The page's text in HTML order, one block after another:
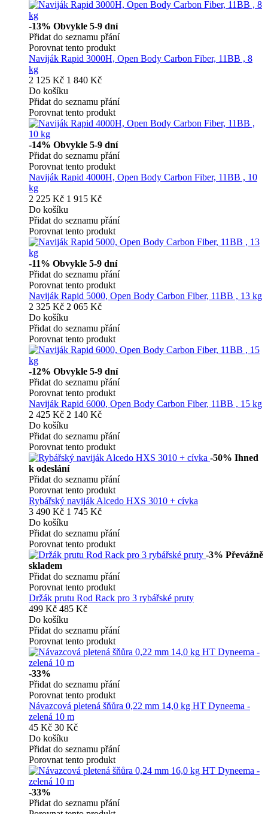
-13% Obvykle 5-9 dní
Přidat do seznamu přání
Porovnat tento produkt
Naviják Rapid 3000H, Open Body Carbon Fiber, 11BB , 8
kg
2 125 Kč 1 840 Kč
Do košíku
Přidat do seznamu přání
Porovnat tento produkt
-14% Obvykle 5-9 dní
Přidat do seznamu přání
Porovnat tento produkt
Naviják Rapid 4000H, Open Body Carbon Fiber, 11BB , 10
kg
2 225 Kč 1 915 Kč
Do košíku
Přidat do seznamu přání
Porovnat tento produkt
-11% Obvykle 5-9 dní
Přidat do seznamu přání
Porovnat tento produkt
Naviják Rapid 5000, Open Body Carbon Fiber, 11BB , 13 kg
2 325 Kč 2 065 Kč
Do košíku
Přidat do seznamu přání
Porovnat tento produkt
-12% Obvykle 5-9 dní
Přidat do seznamu přání
Porovnat tento produkt
Naviják Rapid 6000, Open Body Carbon Fiber, 11BB , 15 kg
2 425 Kč 2 140 Kč
Do košíku
Přidat do seznamu přání
Porovnat tento produkt
-50% Ihned
k odeslání
Přidat do seznamu přání
Porovnat tento produkt
Rybářský naviják Alcedo HXS 3010 + cívka
3 490 Kč 1 745 Kč
Do košíku
Přidat do seznamu přání
Porovnat tento produkt
-3% Převážně
skladem
Přidat do seznamu přání
Porovnat tento produkt
Držák prutu Rod Rack pro 3 rybářské pruty
499 Kč 485 Kč
Do košíku
Přidat do seznamu přání
Porovnat tento produkt
-33%
Přidat do seznamu přání
Porovnat tento produkt
Návazcová pletená šňůra 0,22 mm 14,0 kg HT Dyneema -
zelená 10 m
45 Kč 30 Kč
Do košíku
Přidat do seznamu přání
Porovnat tento produkt
-33%
Přidat do seznamu přání